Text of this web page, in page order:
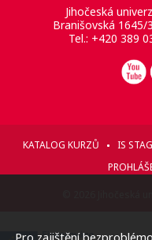
Jihočeská
Branišovská 1645/
Tel.: +420 389
KATALOG KURZŮ IS STAG
© 2026 Jihočeská
Pro zajištění